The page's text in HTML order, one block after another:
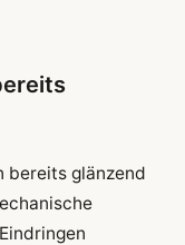
bereits glänzend